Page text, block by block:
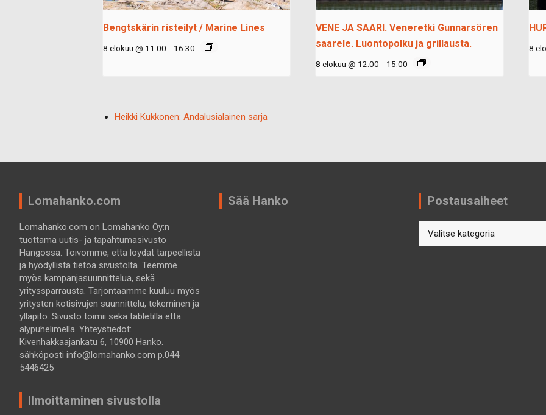
Bengtskärin risteilyt / Marine Lines
8 elokuu @ 11:00 - 16:30
VENE JA SAARI. Veneretki Gunnarsören
saarele. Luontopolku ja grillausta.
8 elokuu @ 12:00 - 15:00
8
Heikki Kukkonen: Andalusialainen sarja
Lomahanko.com
Lomahanko.com on Lomahanko Oy:n
tuottama uutis- ja tapahtumasivusto
Hangossa. Toivomme, että löydät tarpeellista
ja hyödyllistä tietoa sivustolta. Teemme
myös kampanjasuunnittelua, sekä
yrityssparrausta. Tarjontaamme kuuluu myös
yritysten kotisivujen suunnittelu, tekeminen ja
ylläpito. Sivusto toimii sekä tabletilla että
älypuhelimella. Yhteystiedot:
Kivenhakkaajankatu 6, 10900 Hanko.
sähköposti info@lomahanko.com p.044
5446425
Ilmoittaminen sivustolla
Sää Hanko Postausaiheet